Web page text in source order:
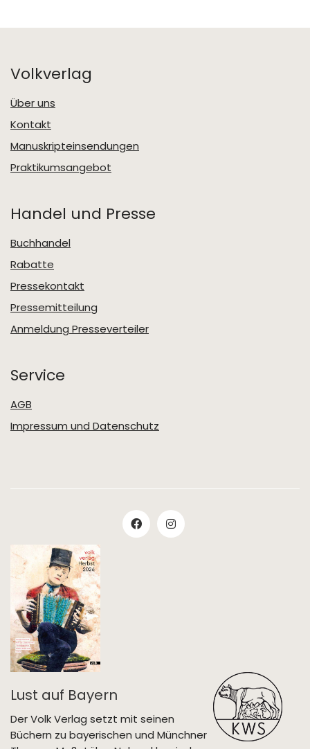
Volkverlag
Über uns
Kontakt
Manuskripteinsendungen
Praktikumsangebot
Handel und Presse
Buchhandel
Rabatte
Pressekontakt
Pressemitteilung
Anmeldung Presseverteiler
Service
AGB
Impressum und Datenschutz
Lust auf Bayern
Der Volk Verlag setzt mit seinen
Büchern zu bayerischen und Münchner